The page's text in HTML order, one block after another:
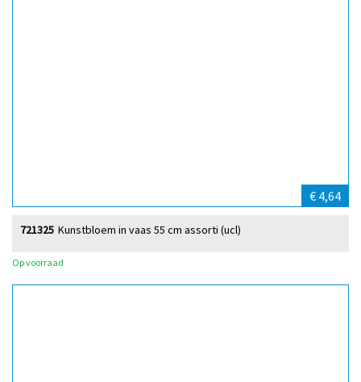
€ 4,64
Kunstbloem in vaas 55 cm assorti (ucl)
721325
Op voorraad